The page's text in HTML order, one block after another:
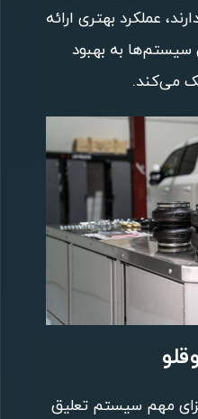
عملکرد بهتری ارائه
به بهبود
می‌کند.
مهم سیستم تعلیق